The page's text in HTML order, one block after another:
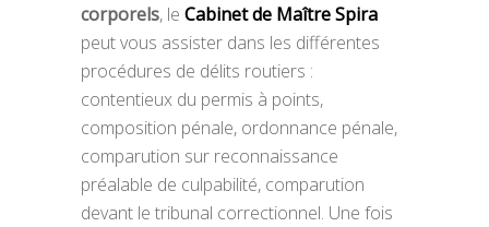
corporels, le Cabinet de Maître Spira
peut vous assister dans les différentes
procédures de délits routiers :
contentieux du permis à points,
composition pénale, ordonnance pénale,
comparution sur reconnaissance
préalable de culpabilité, comparution
devant le tribunal correctionnel. Une fois